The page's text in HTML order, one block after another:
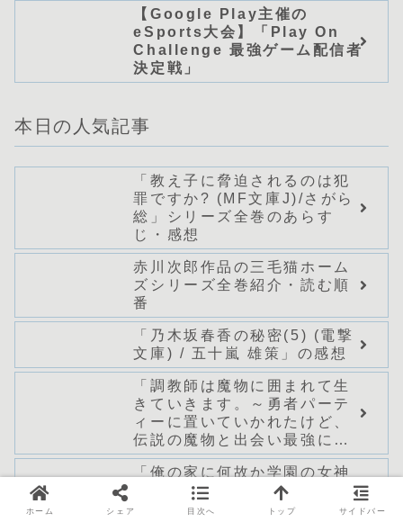
【Google Play主催の
eSports大会】「Play On
Challenge 最強ゲーム配信者
決定戦」
本日の人気記事
「教え子に脅迫されるのは犯
罪ですか? (MF文庫J)/さがら
総」シリーズ全巻のあらす
じ・感想
赤川次郎作品の三毛猫ホーム
ズシリーズ全巻紹介・読む順
番
「乃木坂春香の秘密(5) (電撃
文庫) / 五十嵐 雄策」の感想
「調教師は魔物に囲まれて生
きていきます。～勇者パーテ
ィーに置いていかれたけど、
伝説の魔物と出会い最強にな
ってた～(グラストNOVELS)/
七篠龍」シリーズ全巻のあら
すじ・感想
「俺の家に何故か学園の女神
さまが入り浸っている件(角川
スニーカー文庫) / 紫ユウ」シ
ホーム シェア 目次へ トップ サイドバー